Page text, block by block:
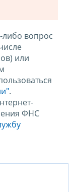
либо вопрос
или
.
ФНС